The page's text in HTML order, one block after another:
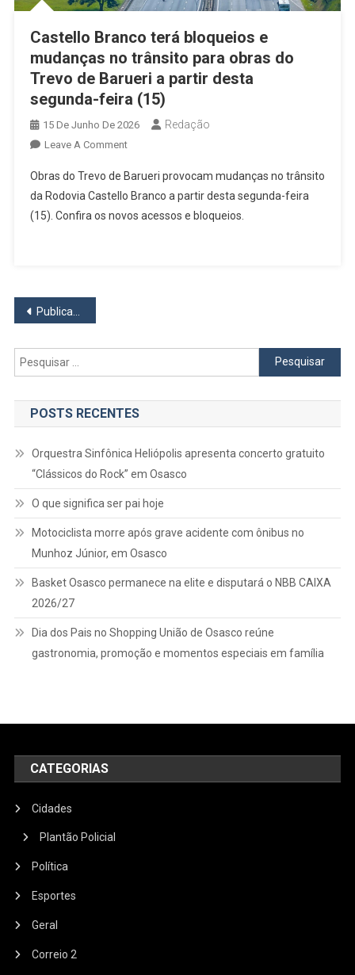
Castello Branco terá bloqueios e
mudanças no trânsito para obras do
Trevo de Barueri a partir desta
segunda-feira (15)
15 De Junho De 2026 Redação
Leave A CommentOn
Branco
Terá
Bloqueios
Barueri
A
Desta
Segunda-
Feira
(15)
Obras do Trevo de Barueri provocam mudanças no trânsito
da Rodovia Castello Branco a partir desta segunda-feira
(15). Confira os novos acessos e bloqueios.
Navegação
por
posts
Publicações mais antigas
Pesquisar
por:
POSTS RECENTES
Orquestra Sinfônica Heliópolis apresenta concerto gratuito
“Clássicos do Rock” em Osasco
O que significa ser pai hoje
Motociclista morre após grave acidente com ônibus no
Munhoz Júnior, em Osasco
Basket Osasco permanece na elite e disputará o NBB CAIXA
2026/27
Dia dos Pais no Shopping União de Osasco reúne
gastronomia, promoção e momentos especiais em família
CATEGORIAS
Cidades
Plantão Policial
Política
Esportes
Geral
Correio 2